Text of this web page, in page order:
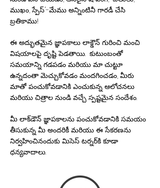
ముఖం, స్పేస్'-మేము అన్నింటినీ గారడీ చేసి
బ్రతికాము!
ఈ అద్భుతమైన జ్ఞాపకాలు లాక్డౌన్ గురించి మంచి
విషయాలపై దృష్టి పెడతాయి. కుటుంబంతో
సమయాన్ని గడపడం మరియు మా చుట్టూ
ఉన్నదంతా మెచ్చుకోవడం మందగించడం, మీరు
మాతో పంచుకోవడానికి ఎంచుకున్న ఆలోచనలు
మరియు చిత్రాల నుండి వచ్చే స్పష్టమైన సందేశం.
మీ లాక్‌డౌన్ జ్ఞాపకాలను పంచుకోవడానికి సమయం
తీసుకున్న మీ అందరికీ మరియు ఈ సేకరణను
నిర్వహించినందుకు మిసెస్ టర్నర్‌కి కూడా
ధన్యవాదాలు.